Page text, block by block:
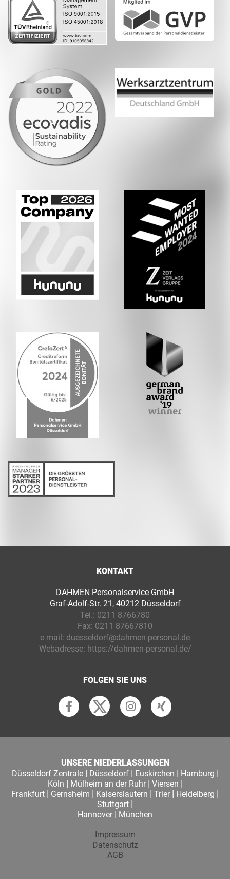
Whatsapp
KONTAKT
DAHMEN Personalservice GmbH
Graf-Adolf-Str. 21, 40212 Düsseldorf
Tel.: 0211 8766780
Fax: 0211 87667810
e-mail: duesseldorf@dahmen-personal.de
Webadresse: https://dahmen-personal.de/
FOLGEN SIE UNS
UNSERE NIEDERLASSUNGEN
Düsseldorf Zentrale| Düsseldorf| Euskirchen | Hamburg |
Köln | Mülheim an der Ruhr| Viersen |
Frankfurt | Gernsheim | Kaiserslautern | Trier | Heidelberg |
Stuttgart |
Hannover | München
Impressum
Datenschutz
AGB